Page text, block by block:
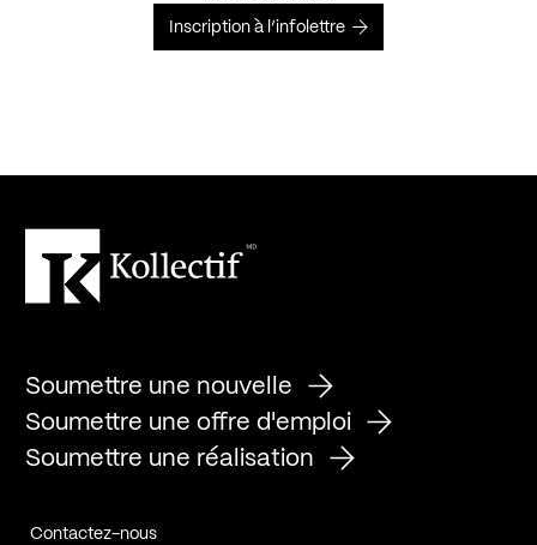
Inscription à l’infolettre
Soumettre une nouvelle
Soumettre une offre d'emploi
Soumettre une réalisation
Contactez-nous